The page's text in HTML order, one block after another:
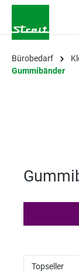
Bürobedarf
Gummibänder